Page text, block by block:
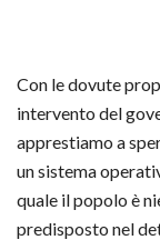
Con le dovute
intervento del
apprestiamo a
un sistema
quale il popolo è
predisposto nel